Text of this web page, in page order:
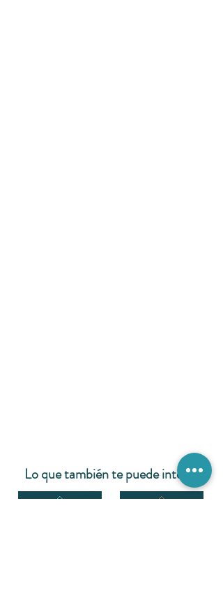
Lo que también te puede interesar